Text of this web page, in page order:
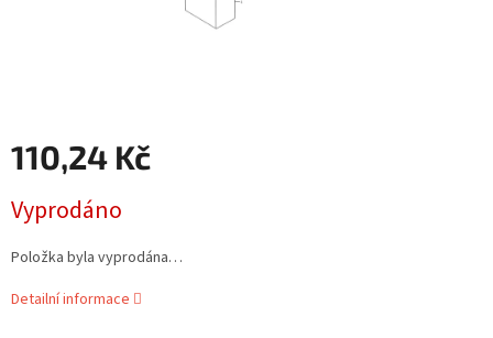
110,24 Kč
cena:
Vyprodáno
Položka byla vyprodána…
Detailní informace